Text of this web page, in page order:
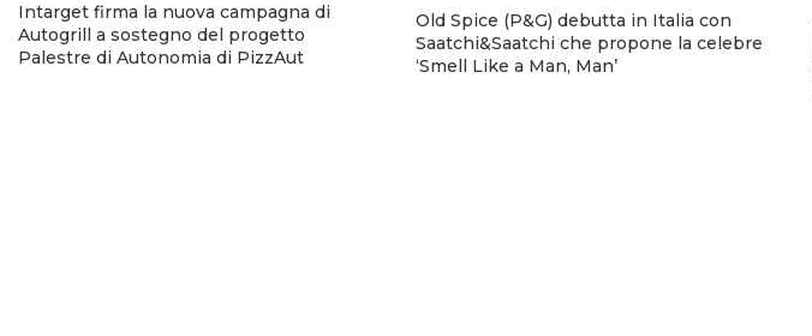
Intarget firma la nuova campagna di
Autogrill a sostegno del progetto
Palestre di Autonomia di PizzAut
Old Spice (P&G) debutta in Italia con
Saatchi&Saatchi che propone la celebre
‘Smell Like a Man, Man’